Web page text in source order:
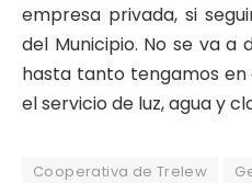
empresa privada, si
del Municipio. No se va a
hasta tanto tengamos
el servicio de luz, agua y
Cooperativa de Trelew